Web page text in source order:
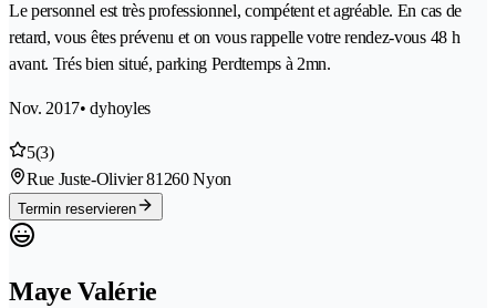
Le personnel est très professionnel, compétent et agréable. En cas de
retard, vous êtes prévenu et on vous rappelle votre rendez-vous 48 h
avant. Trés bien situé, parking Perdtemps à 2mn.
Nov. 2017• dyhoyles
5(3)
Rue Juste-Olivier 81260 Nyon
Termin reservieren
Maye Valérie